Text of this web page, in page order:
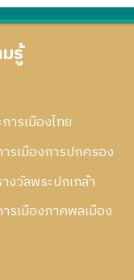
รู้
ารเมืองไทย
รเมืองการปกครอง
งวัลพระปกเกล้า
รเมืองภาคพลเมือง